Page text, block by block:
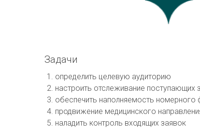
Задачи
определить целевую аудиторию
настроить отслеживание поступающих
обеспечить наполняемость
продвижение медицинского
наладить контроль входящих заявок